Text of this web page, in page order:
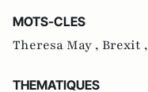
MOTS-CLES
Theresa May , Brexit ,
THEMATIQUES